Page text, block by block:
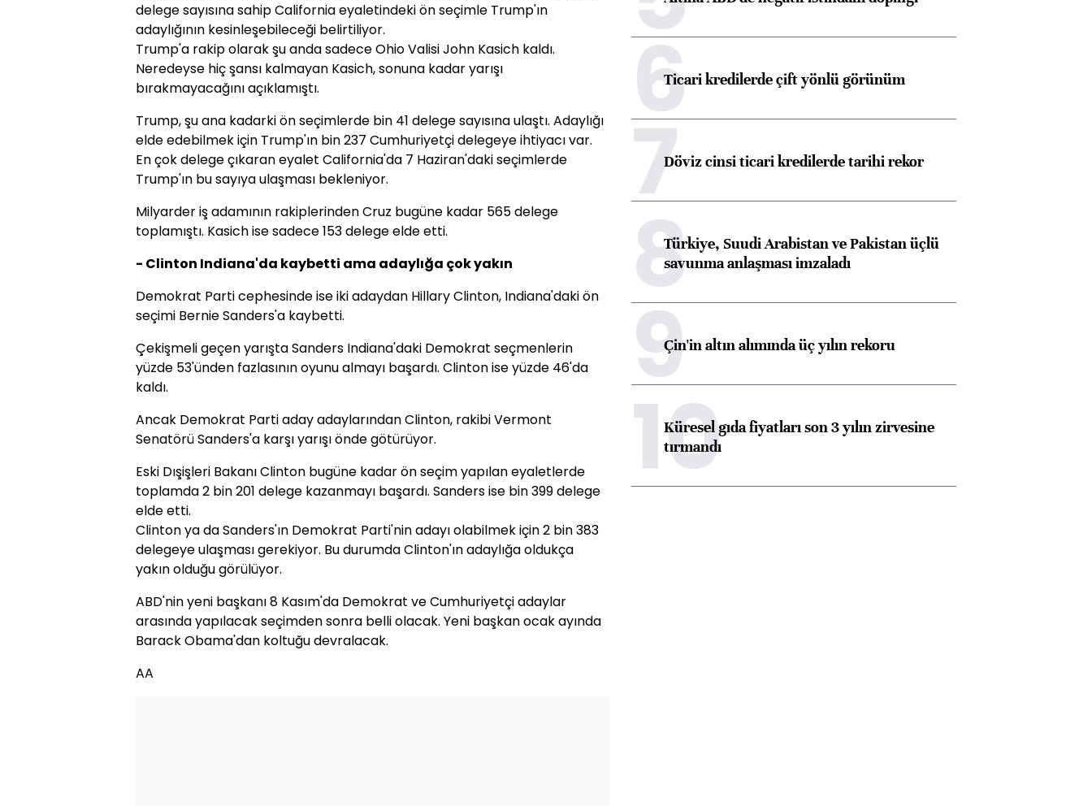
delege sayısına sahip California eyaletindeki ön seçimle Trump'ın
adaylığının kesinleşebileceği belirtiliyor.
Trump'a rakip olarak şu anda sadece Ohio Valisi John Kasich kaldı.
Neredeyse hiç şansı kalmayan Kasich, sonuna kadar yarışı
bırakmayacağını açıklamıştı.
Trump, şu ana kadarki ön seçimlerde bin 41 delege sayısına ulaştı. Adaylığı
elde edebilmek için Trump'ın bin 237 Cumhuriyetçi delegeye ihtiyacı var.
En çok delege çıkaran eyalet California'da 7 Haziran'daki seçimlerde
Trump'ın bu sayıya ulaşması bekleniyor.
Milyarder iş adamının rakiplerinden Cruz bugüne kadar 565 delege
toplamıştı. Kasich ise sadece 153 delege elde etti.
- Clinton Indiana'da kaybetti ama adaylığa çok yakın
Demokrat Parti cephesinde ise iki adaydan Hillary Clinton, Indiana'daki ön
seçimi Bernie Sanders'a kaybetti.
Çekişmeli geçen yarışta Sanders Indiana'daki Demokrat seçmenlerin
yüzde 53'ünden fazlasının oyunu almayı başardı. Clinton ise yüzde 46'da
kaldı.
Ancak Demokrat Parti aday adaylarından Clinton, rakibi Vermont
Senatörü Sanders'a karşı yarışı önde götürüyor.
Eski Dışişleri Bakanı Clinton bugüne kadar ön seçim yapılan eyaletlerde
toplamda 2 bin 201 delege kazanmayı başardı. Sanders ise bin 399 delege
elde etti.
Clinton ya da Sanders'ın Demokrat Parti'nin adayı olabilmek için 2 bin 383
delegeye ulaşması gerekiyor. Bu durumda Clinton'ın adaylığa oldukça
yakın olduğu görülüyor.
ABD'nin yeni başkanı 8 Kasım'da Demokrat ve Cumhuriyetçi adaylar
arasında yapılacak seçimden sonra belli olacak. Yeni başkan ocak ayında
Barack Obama'dan koltuğu devralacak.
AA
6Ticari kredilerde çift yönlü görünüm
7Döviz cinsi ticari kredilerde tarihi rekor
8Türkiye, Suudi Arabistan ve Pakistan üçlü
savunma anlaşması imzaladı
9Çin'in altın alımında üç yılın rekoru
10
Küresel gıda fiyatları son 3 yılın zirvesine
tırmandı